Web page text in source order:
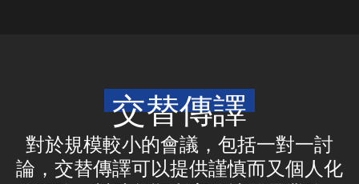
交替傳譯
對於規模較小的會議，包括一對一討
論，交替傳譯可以提供謹慎而又個人化